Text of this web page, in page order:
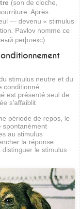
(son de cloche,
Après
— devenu « stimulus
Pavlov nomme ce
рефлекс).
stimulus neutre et du
conditionné
est présenté seul de
s'affaiblit
période de repos, le
spontanément
au stimulus
la réponse
le stimulus